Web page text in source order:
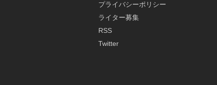
プライバシーポリシー
ライター募集
RSS
Twitter